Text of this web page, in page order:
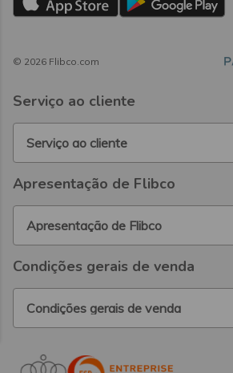
© 2026 Flibco.com
Serviço ao cliente
Serviço ao cliente
Apresentação de Flibco
Apresentação de Flibco
Condições gerais de venda
Condições gerais de venda